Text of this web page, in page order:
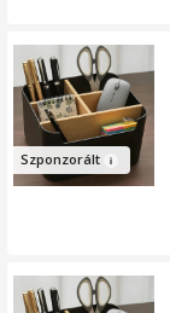
Szponzorált